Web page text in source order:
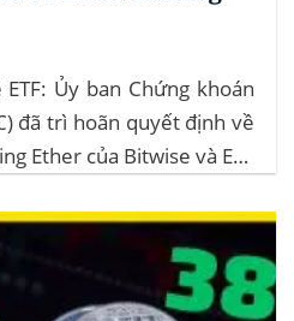
Ủy ban Chứng khoán
đã trì hoãn quyết định về
Ether của Bitwise và ETF
ý kiến công...